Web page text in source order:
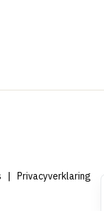
Privacyverklaring